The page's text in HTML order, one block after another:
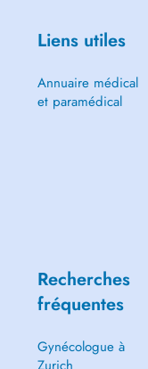
Liens utiles
Annuaire médical
et paramédical
Recherches
fréquentes
Gynécologue à